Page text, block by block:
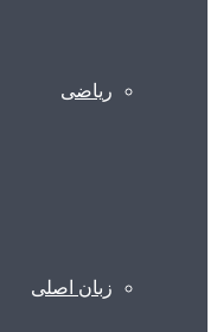
ریاضی
زبان اصلی